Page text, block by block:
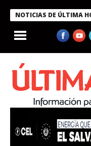
NOTICIAS DE ÚLTIMA
Bukele condecora a